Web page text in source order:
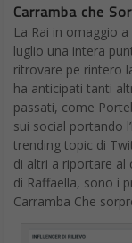
Carramba che
La Rai in omaggio
luglio una intera
ritrovare pe rintero
ha anticipati tanti
passati, come
sui social portando
trending topic di
di altri a riportare al
di Raffaella, sono i
Carramba Che